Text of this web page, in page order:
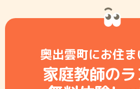
奥出雲町にお住
家庭教師の